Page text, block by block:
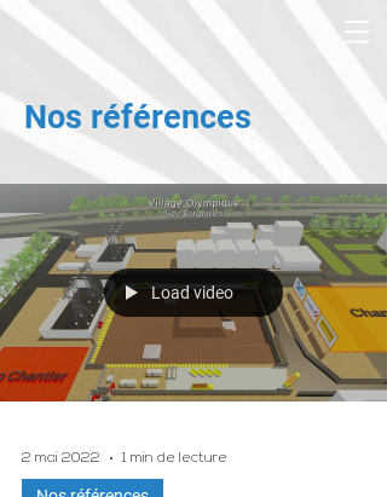
Nos références
Load video
2 mai 2022 1 min de lecture